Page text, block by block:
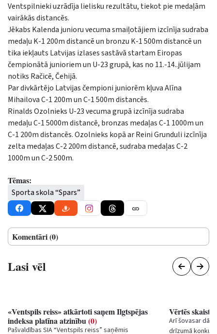
Ventspilnieki uzrādīja lielisku rezultātu, tiekot pie medaļām
vairākās distancēs.
Jēkabs Kalenda junioru vecuma smaiļotājiem izcīnīja sudraba
medaļu K-1 200m distancē un bronzu K-1 500m distancē un
tika iekļauts Latvijas izlases sastāvā startam Eiropas
čempionātā junioriem un U-23 grupā, kas no 11.-14..jūlijam
notiks Račicē, Čehijā.
Par divkārtējo Latvijas čempioni juniorēm kļuva Alīna
Mihailova C-1 200m un C-1 500m distancēs.
Rinalds Ozolnieks U-23 vecuma grupā izcīnīja sudraba
medaļu C-1 5000m distancē, bronzas medaļas C-1 1000m un
C-1 200m distancēs. Ozolnieks kopā ar Reini Grunduli izcīnīja
zelta medaļas C-2 200m distancē, sudraba medaļas C-2
1000m un C-2 500m.
Tēmas:
Sporta skola “Spars”
Komentāri (0)
Lasi vēl
«Ventspils reiss» atkārtoti saņem Ilgtspējas
indeksa platīna atzinību(0)
Pašvaldības SIA “Ventspils reiss” saņēmis
Vērtēs
Arī šovasar
drīzumā